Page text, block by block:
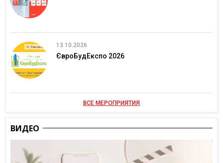
13.10.2026
ЄвроБудЕкспо 2026
ВСЕ МЕРОПРИЯТИЯ
ВИДЕО